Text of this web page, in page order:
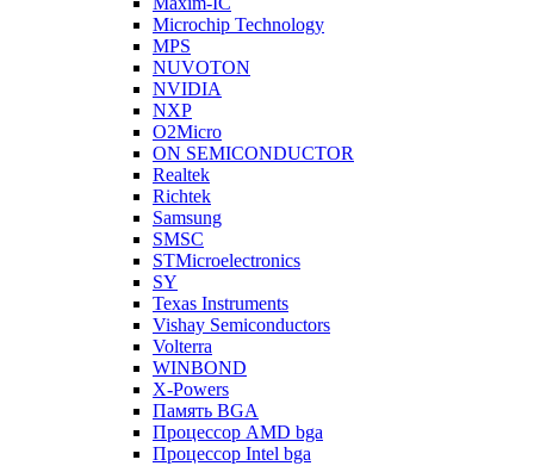
Microchip Technology
MPS
NUVOTON
NVIDIA
NXP
O2Micro
ON SEMICONDUCTOR
Realtek
Richtek
Samsung
SMSC
STMicroelectronics
SY
Texas Instruments
Vishay Semiconductors
Volterra
WINBOND
X-Powers
Память BGA
Процессор AMD bga
Процессор Intel bga